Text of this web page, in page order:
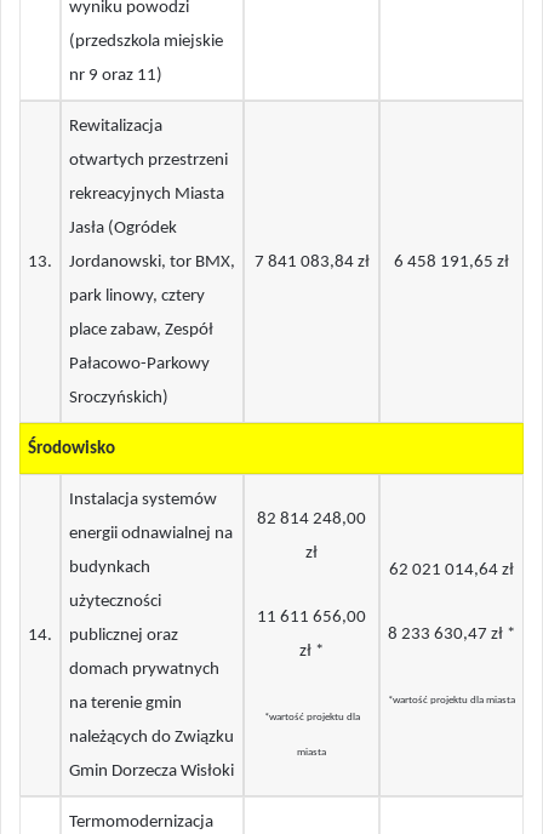
wyniku powodzi
(przedszkola miejskie
nr 9 oraz 11)
13.
Rewitalizacja
otwartych przestrzeni
rekreacyjnych Miasta
Jasła (Ogródek
Jordanowski, tor BMX,
park linowy, cztery
place zabaw, Zespół
Pałacowo-Parkowy
Sroczyńskich)
7 841 083,84 zł 6 458 191,65 zł
Środowisko
14.
Instalacja systemów
energii odnawialnej na
budynkach
użyteczności
publicznej oraz
domach prywatnych
na terenie gmin
należących do Związku
Gmin Dorzecza Wisłoki
82 814 248,00
zł
11 611 656,00
zł *
*wartość projektu dla
miasta
62 021 014,64 zł
8 233 630,47 zł *
*wartość projektu dla miasta
Termomodernizacja